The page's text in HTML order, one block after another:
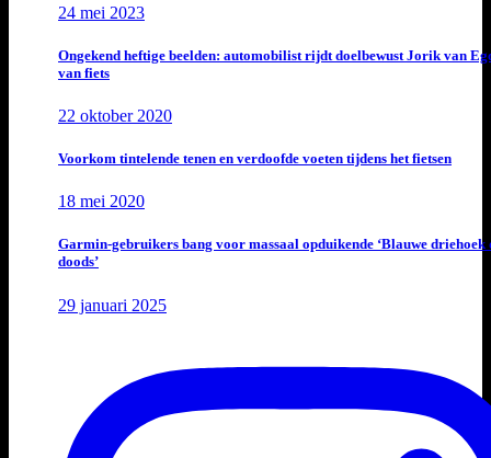
24 mei 2023
Ongekend heftige beelden: automobilist rijdt doelbewust Jorik van
van fiets
22 oktober 2020
Voorkom tintelende tenen en verdoofde voeten tijdens het fietsen
18 mei 2020
Garmin-gebruikers bang voor massaal opduikende ‘Blauwe driehoek
doods’
29 januari 2025